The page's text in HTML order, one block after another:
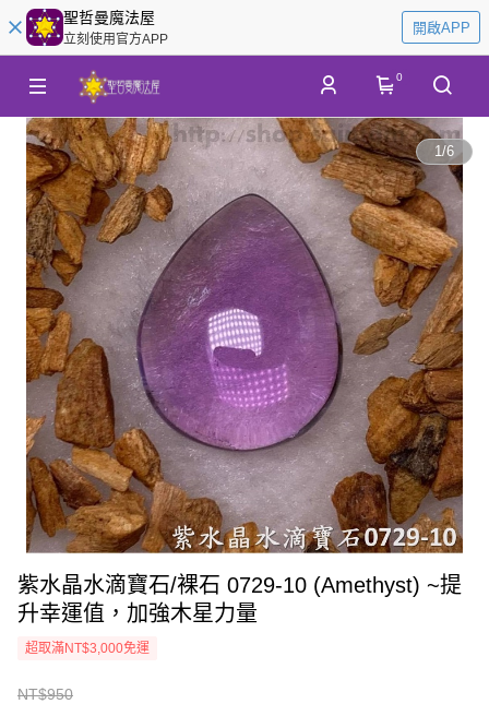
聖哲曼魔法屋
立刻使用官方APP
開啟APP
0
1/6
紫水晶水滴寶石/裸石 0729-10 (Amethyst) ~提
升幸運值，加強木星力量
超取滿NT$3,000免運
NT$950